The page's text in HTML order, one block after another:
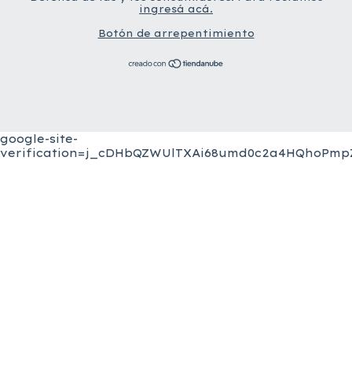
ingresá acá.
Botón de arrepentimiento
google-site-